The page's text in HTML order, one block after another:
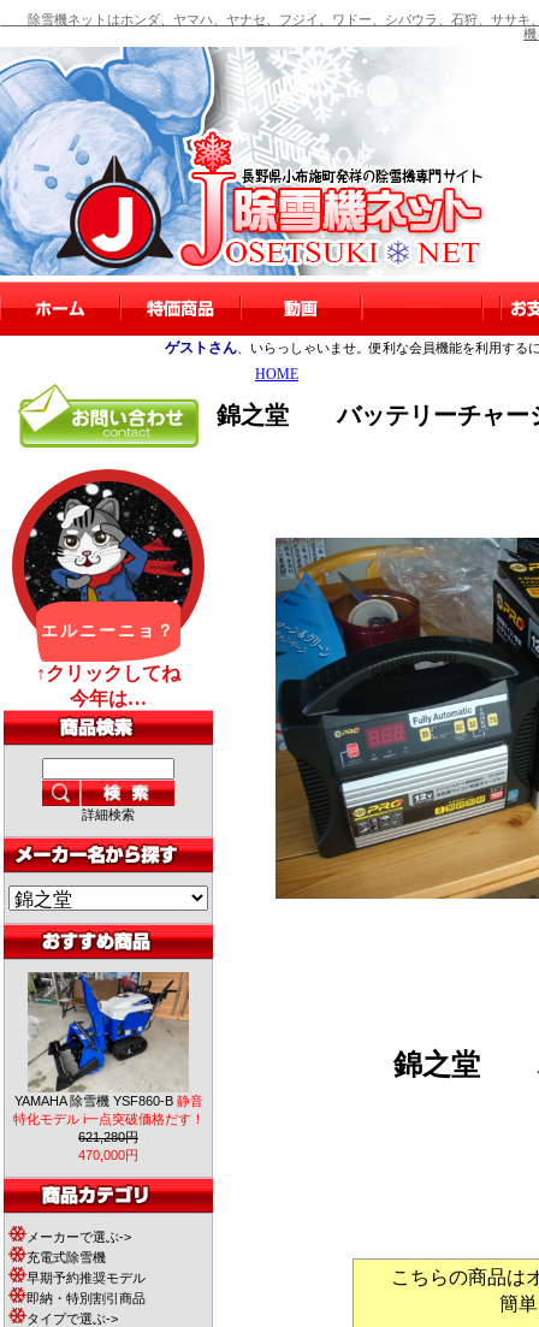
除雪機ネットはホンダ、ヤマハ、ヤナセ、フジイ、ワドー、シバウラ、石狩、ササキ
機
ゲストさん 、いらっしゃいませ。便利な会員機能を利用する
詳細検索
YAMAHA 除雪機 YSF860-B 静音
特化モデル i一点突破価格だす！
621,280円
470,000円
メーカーで選ぶ->
充電式除雪機
早期予約推奨モデル
即納・特別割引商品
タイプで選ぶ->
HOME
錦之堂 バッテリーチャー
錦之堂
こちらの商品は
簡